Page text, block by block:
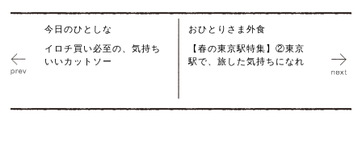
今日のひとしな
イロチ買い必至の、気持ち
いいカットソー
おひとりさま外食
【春の東京駅特集】②東京
駅で、旅した気持ちになれ